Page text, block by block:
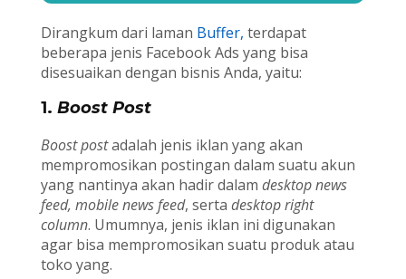
Dirangkum dari laman Buffer, terdapat
beberapa jenis Facebook Ads yang bisa
disesuaikan dengan bisnis Anda, yaitu:
1. Boost Post
Boost postadalah jenis iklan yang akan
mempromosikan postingan dalam suatu akun
yang nantinya akan hadir dalam desktop news
feed, mobile news feed, serta desktop right
column. Umumnya, jenis iklan ini digunakan
agar bisa mempromosikan suatu produk atau
toko yang.